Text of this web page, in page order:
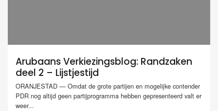
Arubaans Verkiezingsblog: Randzaken
deel 2 – Lijstjestijd
ORANJESTAD — Omdat de grote partijen en mogelijke contender
PDR nog altijd geen partijprogramma hebben gepresenteerd valt er
weer...